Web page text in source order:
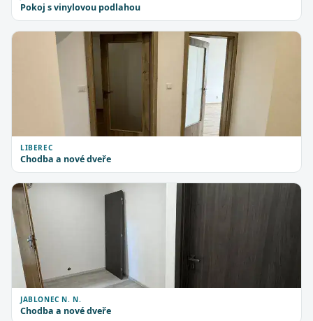
Pokoj s vinylovou podlahou
LIBEREC
Chodba a nové dveře
JABLONEC N. N.
Chodba a nové dveře